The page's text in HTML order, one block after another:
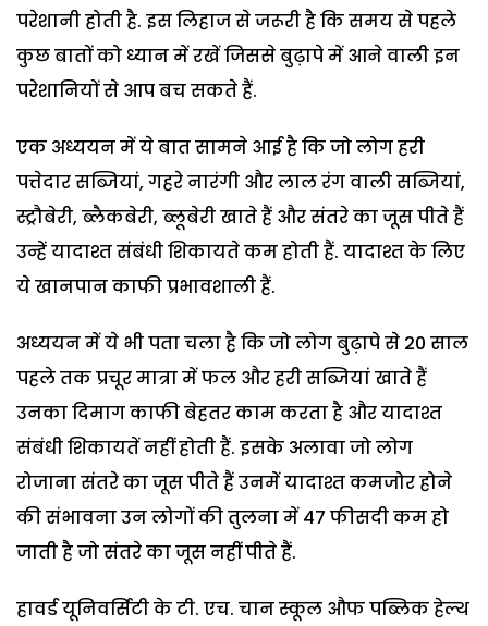
परेशानी होती है. इस लिहाज से जरूरी है कि समय से पहले
कुछ बातों को ध्यान में रखें जिससे बुढ़ापे में आने वाली इन
परेशानियों से आप बच सकते हैं.
एक अध्ययन में ये बात सामने आई है कि जो लोग हरी
पत्तेदार सब्जियां, गहरे नारंगी और लाल रंग वाली सब्जियां,
स्ट्रौबेरी, ब्लैकबेरी, ब्लूबेरी खाते हैं और संतरे का जूस पीते हैं
उन्हें यादाश्त संबंधी शिकायते कम होती हैं. यादाश्त के लिए
ये खानपान काफी प्रभावशाली हैं.
अध्ययन में ये भी पता चला है कि जो लोग बुढ़ापे से 20 साल
पहले तक प्रचूर मात्रा में फल और हरी सब्जियां खाते हैं
उनका दिमाग काफी बेहतर काम करता है और यादाश्त
संबंधी शिकायतें नहीं होती हैं. इसके अलावा जो लोग
रोजाना संतरे का जूस पीते हैं उनमें यादाश्त कमजोर होने
की संभावना उन लोगों की तुलना में 47 फीसदी कम हो
जाती है जो संतरे का जूस नहीं पीते हैं.
हावर्ड यूनिवर्सिटी के टी. एच. चान स्कूल औफ पब्लिक हेल्थ